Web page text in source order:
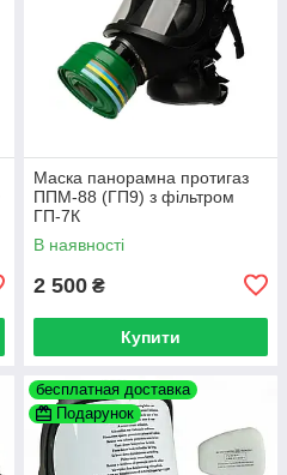
Маска панорамна протигаз
ППМ-88 (ГП9) з фільтром
ГП-7К
В наявності
2 500 ₴
Купити
бесплатная доставка
Подарунок